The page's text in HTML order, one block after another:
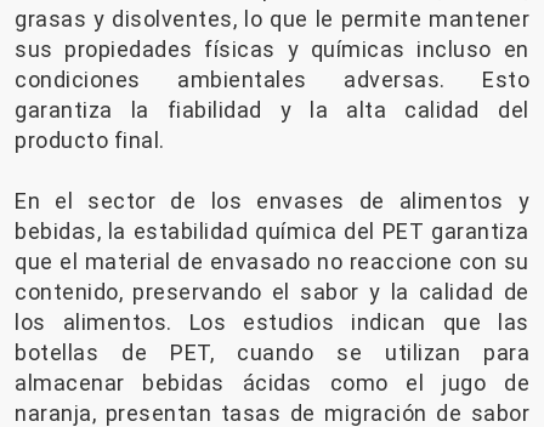
grasas y disolventes, lo que le permite mantener
sus propiedades físicas y químicas incluso en
condiciones ambientales adversas. Esto
garantiza la fiabilidad y la alta calidad del
producto final.
En el sector de los envases de alimentos y
bebidas, la estabilidad química del PET garantiza
que el material de envasado no reaccione con su
contenido, preservando el sabor y la calidad de
los alimentos. Los estudios indican que las
botellas de PET, cuando se utilizan para
almacenar bebidas ácidas como el jugo de
naranja, presentan tasas de migración de sabor